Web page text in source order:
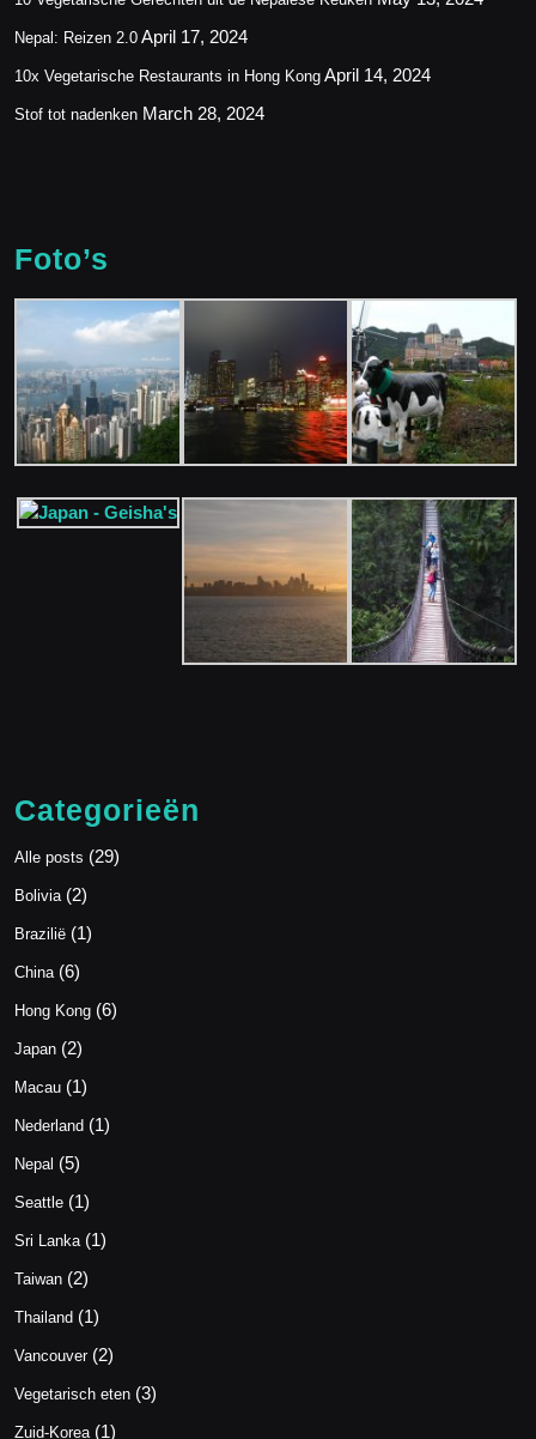
Nepal: Reizen 2.0 April 17, 2024
10x Vegetarische Restaurants in Hong Kong April 14, 2024
Stof tot nadenken March 28, 2024
Foto’s
Categorieën
Alle posts (29)
Bolivia (2)
Brazilië (1)
China (6)
Hong Kong (6)
Japan (2)
Macau (1)
Nederland (1)
Nepal (5)
Seattle (1)
Sri Lanka (1)
Taiwan (2)
Thailand (1)
Vancouver(2)
Vegetarisch eten (3)
Zuid-Korea (1)